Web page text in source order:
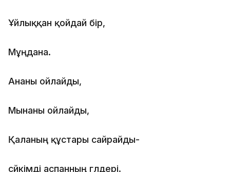
Ұйлыққан қойдай бір,
Мұңдана.
Ананы ойлайды,
Мынаны ойлайды,
Қаланың құстары сайрайды-
сүйкімді аспанның гүлдері.